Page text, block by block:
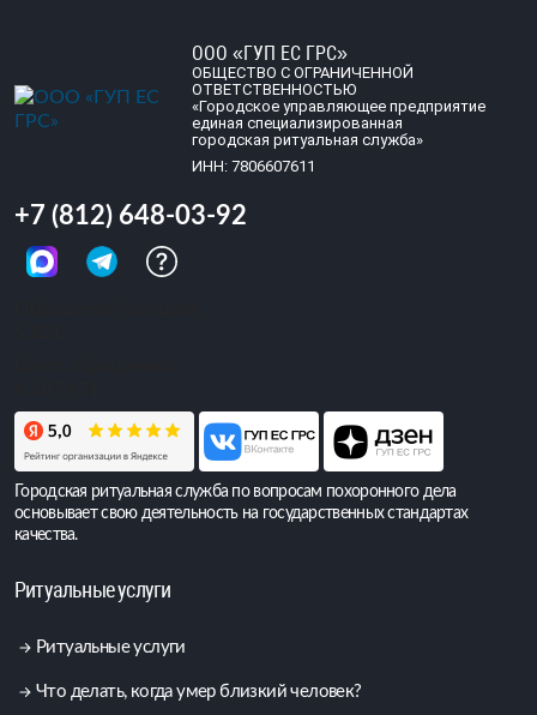
ООО «ГУП ЕС ГРС»
ОБЩЕСТВО С ОГРАНИЧЕННОЙ
ОТВЕТСТВЕННОСТЬЮ
«Городское управляющее предприятие
единая специализированная
городская ритуальная служба»
ИНН: 7806607611
+7 (812) 648-03-92
Городская ритуальная служба по вопросам похоронного дела
основывает свою деятельность на государственных стандартах
качества.
Ритуальные услуги
Ритуальные услуги
Что делать, когда умер близкий человек?